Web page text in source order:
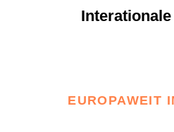
EUROPAWEIT